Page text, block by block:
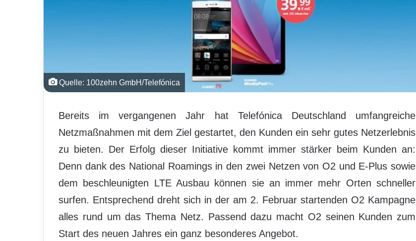
Quelle: 100zehn GmbH/Telefónica
Bereits im vergangenen Jahr hat Telefónica Deutschland umfangreiche
Netzmaßnahmen mit dem Ziel gestartet, den Kunden ein sehr gutes Netzerlebnis
zu bieten. Der Erfolg dieser Initiative kommt immer stärker beim Kunden an:
Denn dank des National Roamings in den zwei Netzen von O2 und E-Plus sowie
dem beschleunigten LTE Ausbau können sie an immer mehr Orten schneller
surfen. Entsprechend dreht sich in der am 2. Februar startenden O2 Kampagne
alles rund um das Thema Netz. Passend dazu macht O2 seinen Kunden zum
Start des neuen Jahres ein ganz besonderes Angebot.